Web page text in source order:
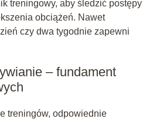
treningowy, aby śledzić postępy
obciążeń. Nawet
czy dwa tygodnie zapewni
– fundament
treningów, odpowiednie